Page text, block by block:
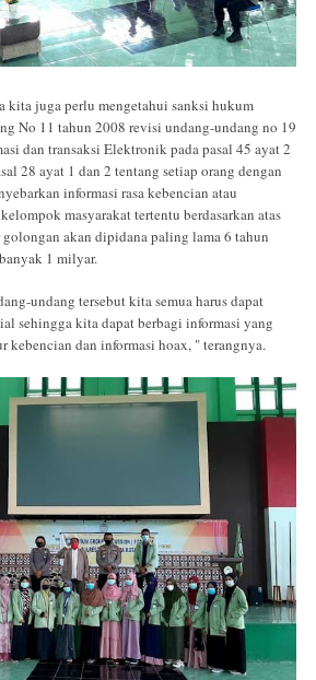
kita juga perlu mengetahui sanksi hukum
No 11 tahun 2008 revisi undang-undang no 19
dan transaksi Elektronik pada pasal 45 ayat 2
28 ayat 1 dan 2 tentang setiap orang dengan
informasi rasa kebencian atau
masyarakat tertentu berdasarkan atas
golongan akan dipidana paling lama 6 tahun
1 milyar.
undang tersebut kita semua harus dapat
sehingga kita dapat berbagi informasi yang
kebencian dan informasi hoax, " terangnya.